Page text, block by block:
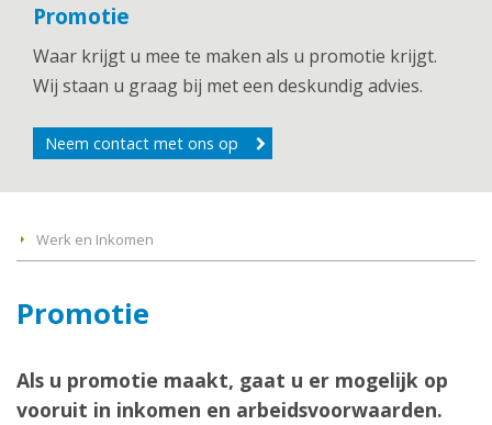
Promotie
Waar krijgt u mee te maken als u promotie krijgt.
Wij staan u graag bij met een deskundig advies.
Neem contact met ons op
Werk en Inkomen
Promotie
Als u promotie maakt, gaat u er mogelijk op
vooruit in inkomen en arbeidsvoorwaarden.